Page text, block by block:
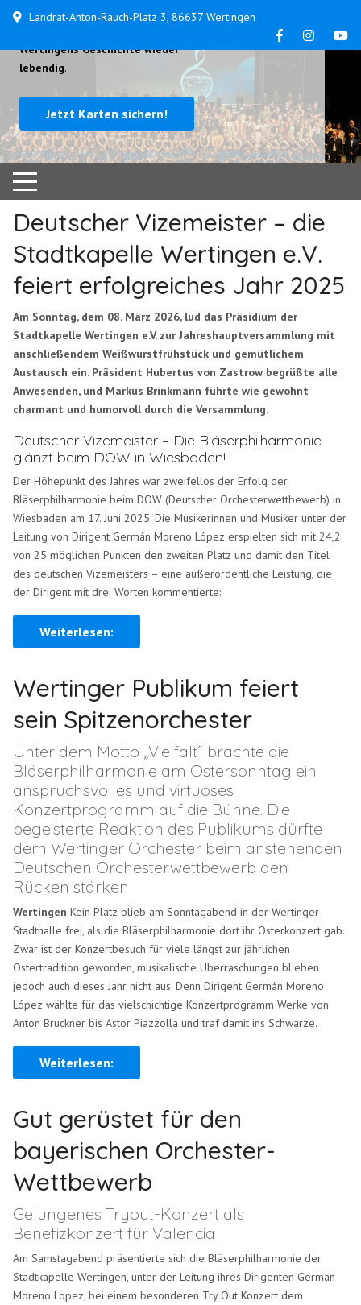
Landrat-Anton-Rauch-Platz 3, 86637 Wertingen
Wertingens Geschichte wieder
lebendig.
Jetzt Karten sichern!
Deutscher Vizemeister – die
Stadtkapelle Wertingen e.V.
feiert erfolgreiches Jahr 2025
Am Sonntag, dem 08. März 2026, lud das Präsidium der
Stadtkapelle Wertingen e.V. zur Jahreshauptversammlung mit
anschließendem Weißwurstfrühstück und gemütlichem
Austausch ein. Präsident Hubertus von Zastrow begrüßte alle
Anwesenden, und Markus Brinkmann führte wie gewohnt
charmant und humorvoll durch die Versammlung.
Deutscher Vizemeister – Die Bläserphilharmonie
glänzt beim DOW in Wiesbaden!
Der Höhepunkt des Jahres war zweifellos der Erfolg der
Bläserphilharmonie beim DOW (Deutscher Orchesterwettbewerb) in
Wiesbaden am 17. Juni 2025. Die Musikerinnen und Musiker unter der
Leitung von Dirigent Germán Moreno López erspielten sich mit 24,2
von 25 möglichen Punkten den zweiten Platz und damit den Titel
des deutschen Vizemeisters – eine außerordentliche Leistung, die
der Dirigent mit drei Worten kommentierte:
Weiterlesen:
Wertinger Publikum feiert
sein Spitzenorchester
Unter dem Motto „Vielfalt“ brachte die
Bläserphilharmonie am Ostersonntag ein
anspruchsvolles und virtuoses
Konzertprogramm auf die Bühne. Die
begeisterte Reaktion des Publikums dürfte
dem Wertinger Orchester beim anstehenden
Deutschen Orchesterwettbewerb den
Rücken stärken
Wertingen Kein Platz blieb am Sonntagabend in der Wertinger
Stadthalle frei, als die Bläserphilharmonie dort ihr Osterkonzert gab.
Zwar ist der Konzertbesuch für viele längst zur jährlichen
Ostertradition geworden, musikalische Überraschungen blieben
jedoch auch dieses Jahr nicht aus. Denn Dirigent Germán Moreno
López wählte für das vielschichtige Konzertprogramm Werke von
Anton Bruckner bis Astor Piazzolla und traf damit ins Schwarze.
Weiterlesen:
Gut gerüstet für den
bayerischen Orchester-
Wettbewerb
Gelungenes Tryout-Konzert als
Benefizkonzert für Valencia
Am Samstagabend präsentierte sich die Bläserphilharmonie der
Stadtkapelle Wertingen, unter der Leitung ihres Dirigenten German
Moreno Lopez, bei einem besonderen Try Out Konzert dem